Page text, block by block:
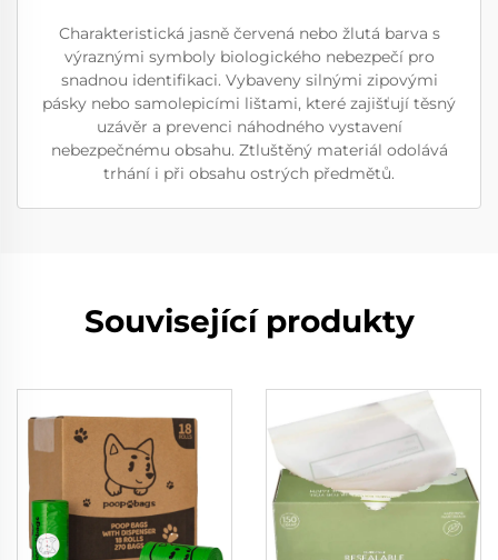
Charakteristická jasně červená nebo žlutá barva s
výraznými symboly biologického nebezpečí pro
snadnou identifikaci. Vybaveny silnými zipovými
pásky nebo samolepicími lištami, které zajišťují těsný
uzávěr a prevenci náhodného vystavení
nebezpečnému obsahu. Ztluštěný materiál odolává
trhání i při obsahu ostrých předmětů.
Související produkty